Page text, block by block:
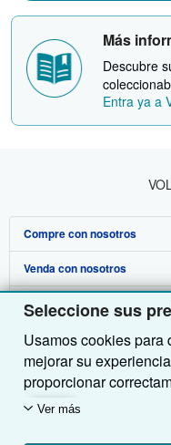
Seleccione sus
Usamos cookies para
mejorar su
proporcionar
utilizamos cookies
Ver más
Más
Descubre
Entra ya a
Compre con nosotros
Búsqueda avanzada
Colecciones
Mi cuenta
Mis pedidos
Ver carrito
Venda con nosotros
Comenzar a vender
Únase a nuestro programa
Recomiende un vendedor
Sobre nosotros
Sobre IberLibro
Medios
Empleo
Política de Privacidad
Obtener Ayuda
Preguntas frecuentes y guías
Atención al Cliente
Otras compañías de
AbeBooks.com
AbeBooks.co.uk
Siga a IberLibro